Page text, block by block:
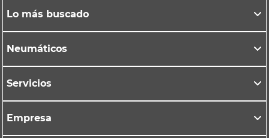
Lo más buscado
Neumáticos
Servicios
Empresa